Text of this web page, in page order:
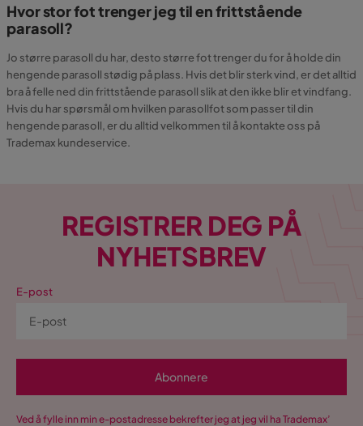
Hvor stor fot trenger jeg til en frittstående
parasoll?
Jo større parasoll du har, desto større fot trenger du for å holde din
hengende parasoll stødig på plass. Hvis det blir sterk vind, er det alltid
bra å felle ned din frittstående parasoll slik at den ikke blir et vindfang.
Hvis du har spørsmål om hvilken parasollfot som passer til din
hengende parasoll, er du alltid velkommen til å kontakte oss på
Trademax kundeservice.
REGISTRER DEG PÅ
NYHETSBREV
E-post
Abonnere
Ved å fylle inn min e-postadresse bekrefter jeg at jeg vil ha Trademax’